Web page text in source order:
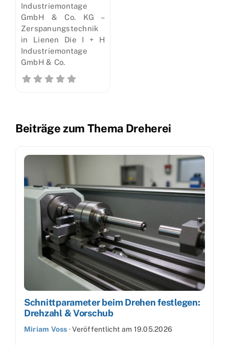
Industriemontage
GmbH & Co. KG –
Zerspanungstechnik
in Lienen Die I + H
Industriemontage
GmbH & Co.
Beiträge zum Thema Dreherei
Schnittparameter beim Drehen festlegen:
Drehzahl & Vorschub
Miriam Voss ·Veröffentlicht am 19.05.2026